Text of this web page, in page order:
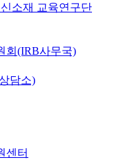
소재 교육연구단
회(IRB사무국)
담소)
센터